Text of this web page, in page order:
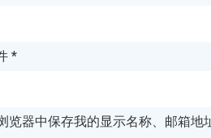
*
览器中保存我的显示名称、邮箱地